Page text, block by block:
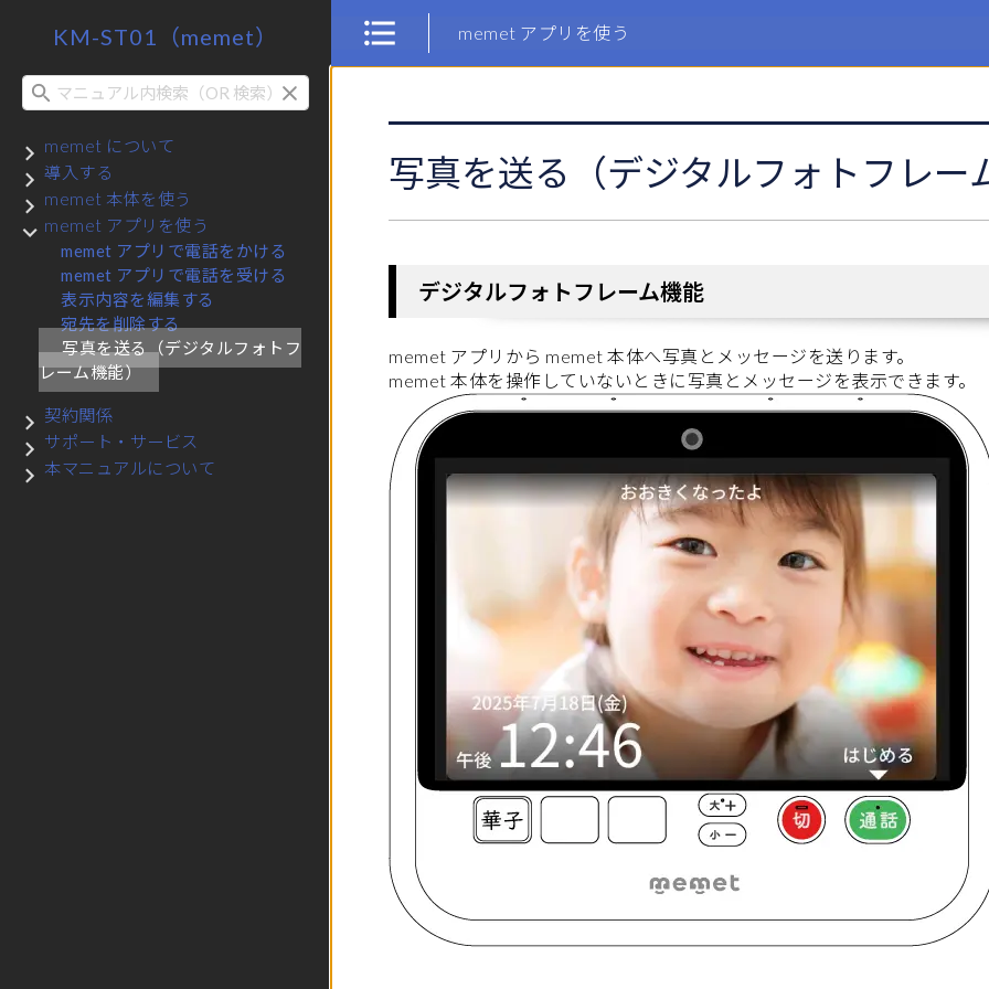
memet アプリを使う
写真を送る（デジタルフォトフレー
デジタルフォトフレーム機能
memet アプリから memet 本体へ写真とメッセージを送ります。
memet 本体を操作していないときに写真とメッセージを表示できます。
KM-ST01（memet）
検索
サブメニュー memet について
memet について
サブメニュー 導入する
導入する
サブメニュー memet 本体を使う
memet 本体を使う
サブメニュー memet アプリを使う
memet アプリを使う
memet アプリで電話をかける
memet アプリで電話を受ける
表示内容を編集する
宛先を削除する
写真を送る（デジタルフォトフ
レーム機能）
サブメニュー 契約関係
契約関係
サブメニュー サポート・サービス
サポート・サービス
サブメニュー 本マニュアルについて
本マニュアルについて